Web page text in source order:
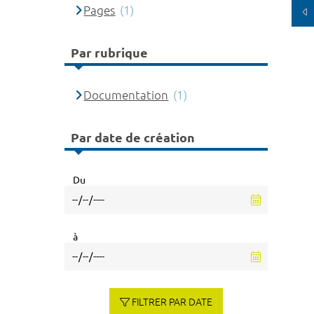
Pages (1)
Par rubrique
Documentation (1)
Par date de création
Du
à
FILTRER PAR DATE